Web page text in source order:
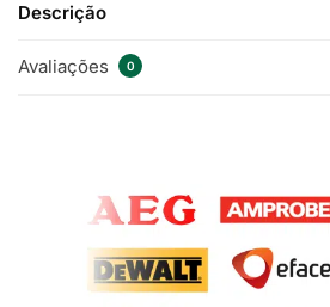
Descrição
Avaliações 0